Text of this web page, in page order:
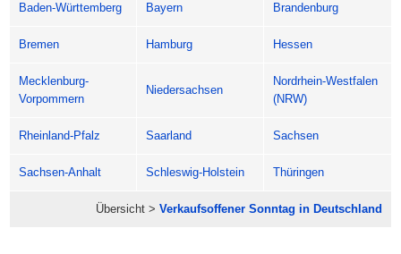
Baden-Württemberg Bayern Brandenburg
Bremen Hamburg Hessen
Mecklenburg-
Vorpommern
Niedersachsen
Nordrhein-Westfalen
(NRW)
Rheinland-Pfalz Saarland Sachsen
Sachsen-Anhalt Schleswig-Holstein Thüringen
Übersicht > Verkaufsoffener Sonntag in Deutschland